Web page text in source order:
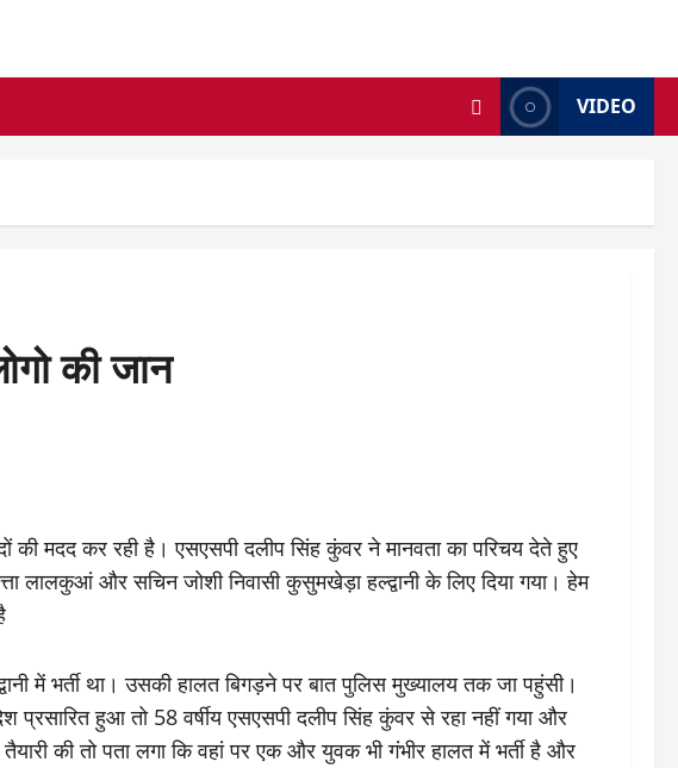
VIDEO
की जान
मदद कर रही है। एसएसपी दलीप सिंह कुंवर ने मानवता का परिचय देते हुए
लालकुआं और सचिन जोशी निवासी कुसुमखेड़ा हल्द्वानी के लिए दिया गया। हेम
में भर्ती था। उसकी हालत बिगड़ने पर बात पुलिस मुख्यालय तक जा पहुंसी।
प्रसारित हुआ तो 58 वर्षीय एसएसपी दलीप सिंह कुंवर से रहा नहीं गया और
की तो पता लगा कि वहां पर एक और युवक भी गंभीर हालत में भर्ती है और